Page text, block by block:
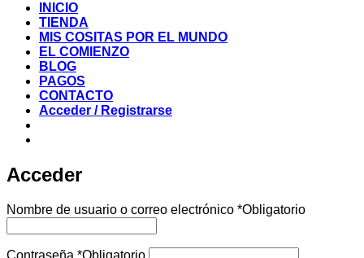
INICIO
TIENDA
MIS COSITAS POR EL MUNDO
EL COMIENZO
BLOG
PAGOS
CONTACTO
Acceder / Registrarse
Acceder
Nombre de usuario o correo electrónico *Obligatorio